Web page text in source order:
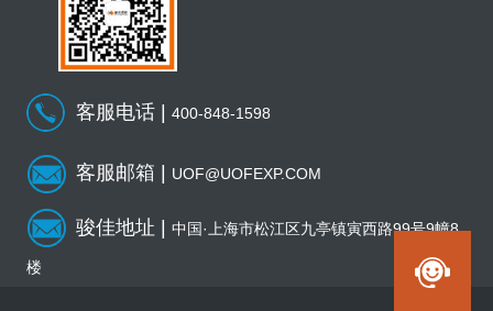
客服电话 | 400-848-1598
客服邮箱 | UOF@UOFEXP.COM
骏佳地址 | 中国·上海市松江区九亭镇寅西路99号9幢8
楼